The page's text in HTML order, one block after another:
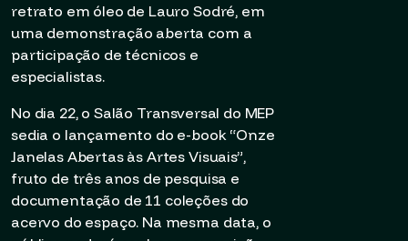
retrato em óleo de Lauro Sodré, em
uma demonstração aberta com a
participação de técnicos e
especialistas.
No dia 22, o Salão Transversal do MEP
sedia o lançamento do e-book “Onze
Janelas Abertas às Artes Visuais”,
fruto de três anos de pesquisa e
documentação de 11 coleções do
acervo do espaço. Na mesma data, o